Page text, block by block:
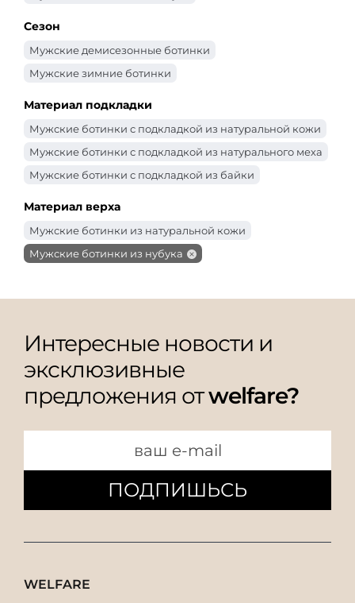
Сезон
Мужские демисезонные ботинки
Мужские зимние ботинки
Материал подкладки
Мужские ботинки с подкладкой из натуральной кожи
Мужские ботинки с подкладкой из натурального меха
Мужские ботинки с подкладкой из байки
Материал верха
Мужские ботинки из натуральной кожи
Мужские ботинки из нубука
Интересные новости и
эксклюзивные
предложения отwelfare?
ПОДПИШЬСЬ
WELFARE